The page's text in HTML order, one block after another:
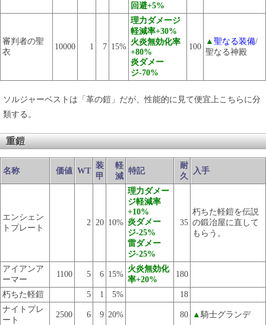
回避+5%
審判者の聖
衣
10000 1 7 15%
理力ダメージ
軽減率+30%
火炎無効化率
+80%
炎ダメー
ジ-70%
100
▲ 聖なる装備/
聖なる神殿
ソルジャーベストは「革の鎧」だが、性能的に見て便宜上こちらに分
類する。
重鎧
名称 価値 WT
装
甲
軽
減
特記
耐
久
入手
エンシェン
トプレート
2 20 10%
理力ダメー
ジ軽減率
+10%
炎ダメー
ジ-25%
雷ダメー
ジ-25%
35
朽ちた軽鎧を伝説
の鍛冶屋に直して
もらう。
アイアンア
ーマー
1100 5 6 15%
火炎無効化
率+20%
180
朽ちた軽鎧 5 1 5%
18
ナイトプレ
ート
2500 6 9 20% 80 ▲ 騎士グランデ